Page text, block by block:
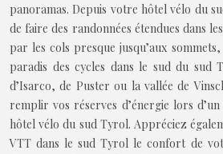
panoramas. Depuis votre hôtel vélo du
de faire des randonnées étendues dans
par les cols presque jusqu’aux
paradis des cycles dans le sud du sud
d’Isarco, de Puster ou la vallée de
remplir vos réserves d’énergie lors
hôtel vélo du sud Tyrol. Appréciez
VTT dans le sud Tyrol le confort de